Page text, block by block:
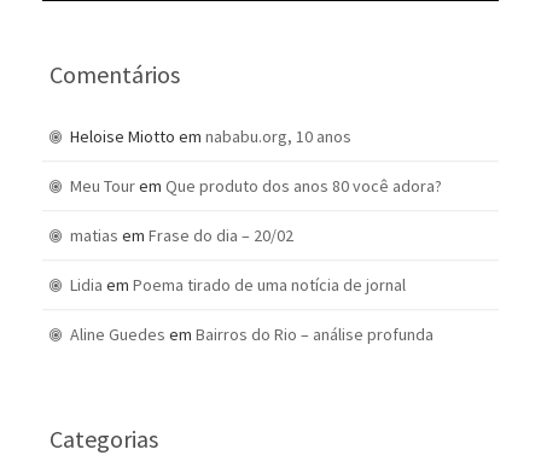
Comentários
Heloise Miotto em nababu.org, 10 anos
Meu Tourem Que produto dos anos 80 você adora?
matias em Frase do dia – 20/02
Lidia em Poema tirado de uma notícia de jornal
Aline Guedes em Bairros do Rio – análise profunda
Categorias